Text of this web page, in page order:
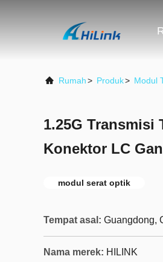
Rumah> Produk> Modul
1.25G Transmisi
Konektor LC
modul serat optik
Tempat asal: Guangdong,
Nama merek: HILINK